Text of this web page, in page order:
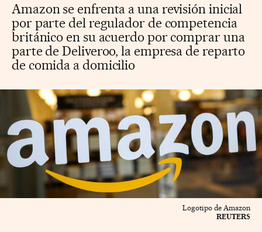
Amazon se enfrenta a una revisión inicial
por parte del regulador de competencia
británico en su acuerdo por comprar una
parte de Deliveroo, la empresa de reparto
de comida a domicilio
Logotipo de Amazon
REUTERS